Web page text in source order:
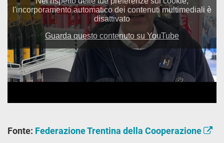
Fonte: Federazione Trentina della Cooperazione